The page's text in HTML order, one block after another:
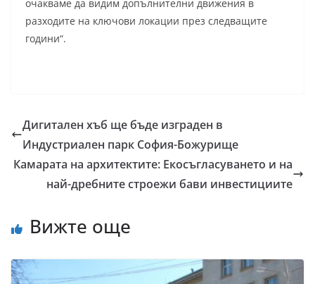
очакваме да видим допълнителни движения в
разходите на ключови локации през следващите
години“.
Дигитален хъб ще бъде изграден в
Индустриален парк София-Божурище
Камарата на архитектите: Екосъгласуването и на
най-дребните строежи бави инвестициите
Вижте още